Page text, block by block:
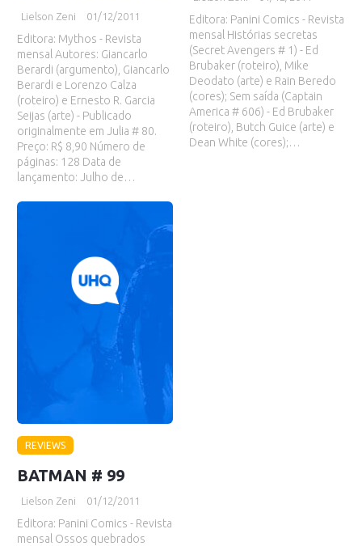
Lielson Zeni 01/12/2011
Editora: Mythos - Revista
mensal Autores: Giancarlo
Berardi (argumento), Giancarlo
Berardi e Lorenzo Calza
(roteiro) e Ernesto R. Garcia
Seijas (arte) - Publicado
originalmente em Julia # 80.
Preço: R$ 8,90 Número de
páginas: 128 Data de
lançamento: Julho de…
Editora: Panini Comics - Revista
mensal Histórias secretas
(Secret Avengers # 1) - Ed
Brubaker (roteiro), Mike
Deodato (arte) e Rain Beredo
(cores); Sem saída (Captain
America # 606) - Ed Brubaker
(roteiro), Butch Guice (arte) e
Dean White (cores);…
REVIEWS
BATMAN # 99
Lielson Zeni 01/12/2011
Editora: Panini Comics - Revista
mensal Ossos quebrados